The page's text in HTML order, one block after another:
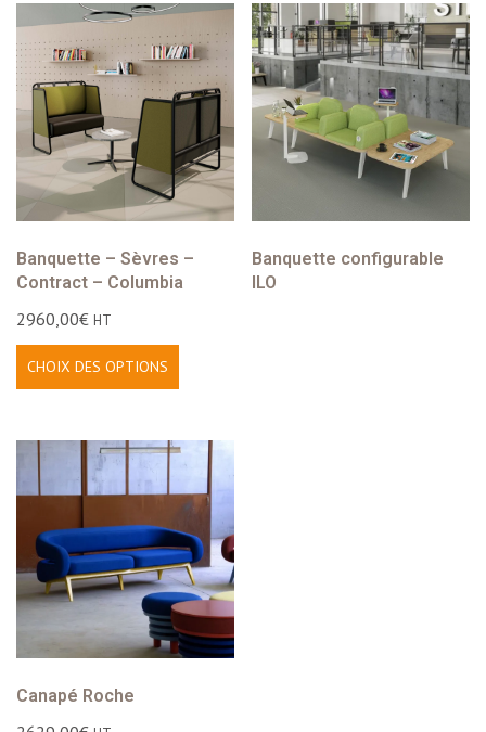
Banquette – Sèvres –
Contract – Columbia
2960,00€ HT
CHOIX DES OPTIONS
Banquette configurable
ILO
Canapé Roche